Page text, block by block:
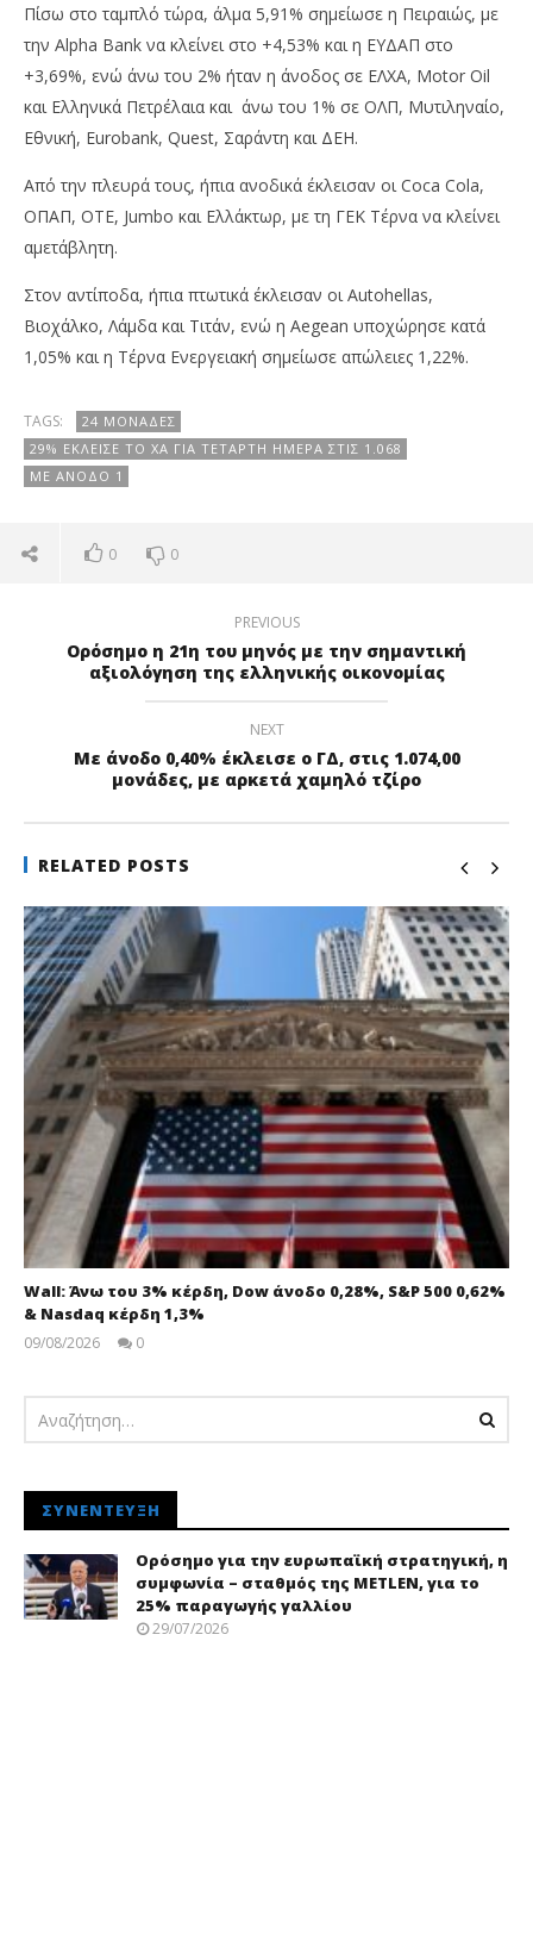
Πίσω στο ταμπλό τώρα, άλμα 5,91% σημείωσε η Πειραιώς, με
την Alpha Bank να κλείνει στο +4,53% και η ΕΥΔΑΠ στο
+3,69%, ενώ άνω του 2% ήταν η άνοδος σε ΕΛΧΑ, Motor Oil
και Ελληνικά Πετρέλαια και άνω του 1% σε ΟΛΠ, Μυτιληναίο,
Εθνική, Eurobank, Quest, Σαράντη και ΔΕΗ.
Από την πλευρά τους, ήπια ανοδικά έκλεισαν οι Coca Cola,
ΟΠΑΠ, ΟΤΕ, Jumbo και Ελλάκτωρ, με τη ΓΕΚ Τέρνα να κλείνει
αμετάβλητη.
Στον αντίποδα, ήπια πτωτικά έκλεισαν οι Autohellas,
Βιοχάλκο, Λάμδα και Τιτάν, ενώ η Aegean υποχώρησε κατά
1,05% και η Τέρνα Ενεργειακή σημείωσε απώλειες 1,22%.
TAGS:
24 ΜΟΝΆΔΕΣ
29% ΈΚΛΕΙΣΕ ΤΟ ΧΑ ΓΙΑ ΤΈΤΑΡΤΗ ΗΜΈΡΑ ΣΤΙΣ 1.068
ΜΕ ΆΝΟΔΟ 1
0 0
PREVIOUS
Ορόσημο η 21η του μηνός με την σημαντική
αξιολόγηση της ελληνικής οικονομίας
NEXT
Με άνοδο 0,40% έκλεισε ο ΓΔ, στις 1.074,00
μονάδες, με αρκετά χαμηλό τζίρο
RELATED POSTS
Wall: Άνω του 3% κέρδη, Dow άνοδο 0,28%, S&P 500 0,62%
& Nasdaq κέρδη 1,3%
09/08/2026
0
ΣΥΝΈΝΤΕΥΞΗ
Ορόσημο για την ευρωπαϊκή στρατηγική, η
συμφωνία – σταθμός της METLEN, για το
25% παραγωγής γαλλίου
29/07/2026